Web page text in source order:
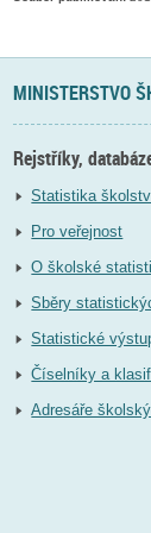
MINISTERSTVO
Rejstříky,
Statistika
Pro veřejnost
O školské
Sběry
Statistické
Číselníky a
Adresáře